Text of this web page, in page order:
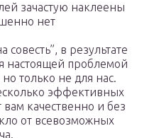
зачастую наклеены
нет
в результате
настоящей проблемой
только не для нас.
эффективных
качественно и без
от всевозможных